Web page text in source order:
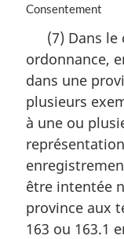
a
i
l
e
:
N
e
m
r
g
i
a
l
e
:
Consentement
(7) Dans
ordonnance,
dans une
plusieurs
à une ou
être intentée
province aux
163 ou 163.1